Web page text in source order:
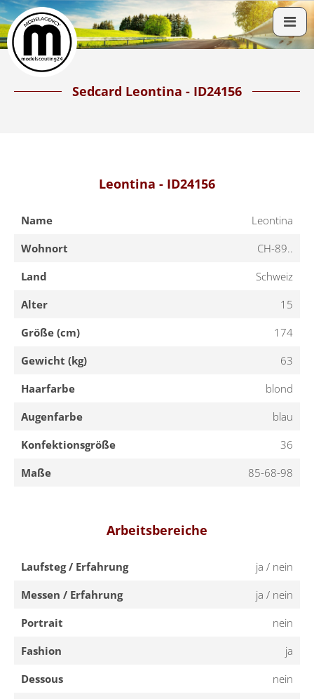
Sedcard Leontina - ID24156
Leontina - ID24156
Name
Leontina
Wohnort
CH-89..
Land
Schweiz
Alter
15
Größe (cm)
174
Gewicht (kg)
63
Haarfarbe
blond
Augenfarbe
blau
Konfektionsgröße
36
Maße
85-68-98
Arbeitsbereiche
Laufsteg / Erfahrung
ja / nein
Messen / Erfahrung
ja / nein
Portrait
nein
Fashion
ja
Dessous
nein